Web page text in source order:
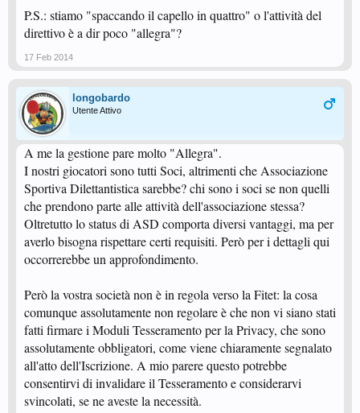
P.S.: stiamo "spaccando il capello in quattro" o l'attività del
direttivo è a dir poco "allegra"?
17 Feb 2014
longobardo
Utente Attivo
A me la gestione pare molto "Allegra".
I nostri giocatori sono tutti Soci, altrimenti che Associazione
Sportiva Dilettantistica sarebbe? chi sono i soci se non quelli
che prendono parte alle attività dell'associazione stessa?
Oltretutto lo status di ASD comporta diversi vantaggi, ma per
averlo bisogna rispettare certi requisiti. Però per i dettagli qui
occorrerebbe un approfondimento.
Però la vostra società non è in regola verso la Fitet: la cosa
comunque assolutamente non regolare è che non vi siano stati
fatti firmare i Moduli Tesseramento per la Privacy, che sono
assolutamente obbligatori, come viene chiaramente segnalato
all'atto dell'Iscrizione. A mio parere questo potrebbe
consentirvi di invalidare il Tesseramento e considerarvi
svincolati, se ne aveste la necessità.